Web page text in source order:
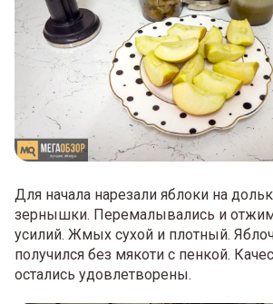
Для начала нарезали яблоки на
зернышки. Перемалывались и
усилий. Жмых сухой и плотный.
получился без мякоти с пенкой.
остались удовлетворены.